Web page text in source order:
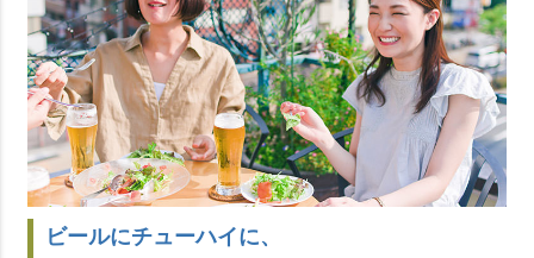
ビールにチューハイに、